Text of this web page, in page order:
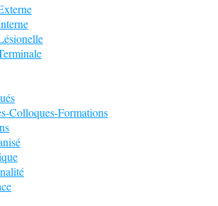
Colloques-Formations